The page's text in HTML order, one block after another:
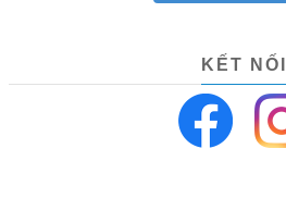
KẾT NỐI